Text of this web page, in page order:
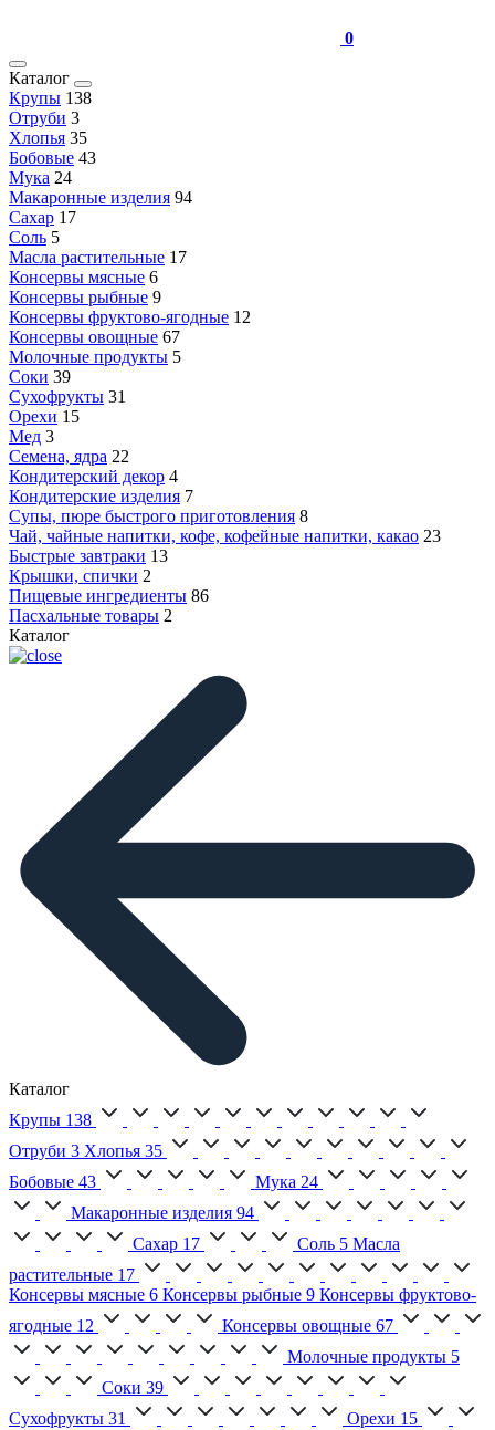
0
Каталог
Крупы 138
Отруби 3
Хлопья 35
Бобовые 43
Мука 24
Макаронные изделия 94
Сахар 17
Соль 5
Масла растительные 17
Консервы мясные 6
Консервы рыбные 9
Консервы фруктово-ягодные 12
Консервы овощные 67
Молочные продукты 5
Соки 39
Сухофрукты 31
Орехи 15
Мед 3
Семена, ядра 22
Кондитерский декор 4
Кондитерские изделия 7
Супы, пюре быстрого приготовления 8
Чай, чайные напитки, кофе, кофейные напитки, какао 23
Быстрые завтраки 13
Крышки, спички 2
Пищевые ингредиенты 86
Пасхальные товары 2
Каталог
Каталог
Крупы 138
Отруби 3 Хлопья 35
Бобовые 43 Мука 24
Макаронные изделия 94
Сахар 17 Соль 5 Масла
растительные 17
Консервы мясные 6 Консервы рыбные 9 Консервы фруктово-
ягодные 12 Консервы овощные 67
Молочные продукты 5
Соки 39
Сухофрукты 31 Орехи 15